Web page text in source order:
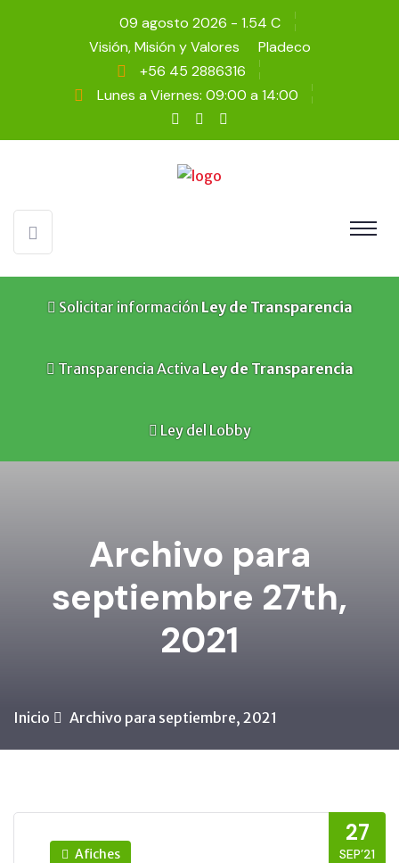
09 agosto 2026 - 1.54 C
Visión, Misión y Valores
Pladeco
+56 45 2886316
Lunes a Viernes: 09:00 a 14:00
Solicitar informaciónLey de Transparencia
Transparencia ActivaLey de Transparencia
Ley del Lobby
Archivo para
septiembre 27th,
2021
Inicio Archivo para septiembre, 2021
27
SEP’21
Afiches